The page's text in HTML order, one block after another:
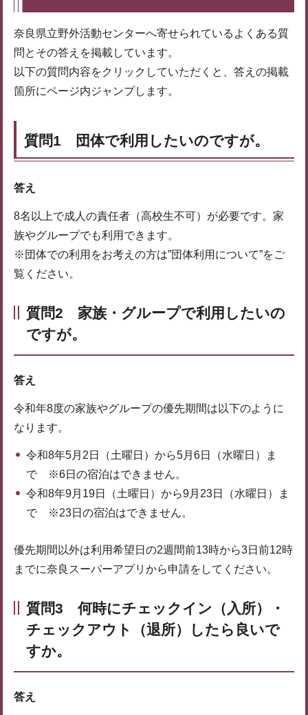
奈良県立野外活動センターへ寄せられているよくある質
問とその答えを掲載しています。
以下の質問内容をクリックしていただくと、答えの掲載
箇所にページ内ジャンプします。
質問1 団体で利用したいのですが。
答え
8名以上で成人の責任者（高校生不可）が必要です。家
族やグループでも利用できます。
※団体での利用をお考えの方は”団体利用について”をご
覧ください。
質問2 家族・グループで利用したいの
ですが。
答え
令和年8度の家族やグループの優先期間は以下のように
なります。
令和8年5月2日（土曜日）から5月6日（水曜日）ま
で ※6日の宿泊はできません。
令和8年9月19日（土曜日）から9月23日（水曜日）ま
で ※23日の宿泊はできません。
優先期間以外は利用希望日の2週間前13時から3日前12時
までに奈良スーパーアプリから申請をしてください。
質問3 何時にチェックイン（入所）・
チェックアウト（退所）したら良いで
すか。
答え